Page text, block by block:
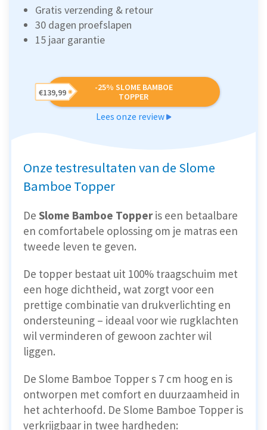
Gratis verzending & retour
30 dagen proefslapen
15 jaar garantie
-25% SLOME BAMBOE
TOPPER
€139,99
Lees onze review
Onze testresultaten van de Slome
Bamboe Topper
De Slome Bamboe Topperis een betaalbare
en comfortabele oplossing om je matras een
tweede leven te geven.
De topper bestaat uit 100% traagschuim met
een hoge dichtheid, wat zorgt voor een
prettige combinatie van drukverlichting en
ondersteuning – ideaal voor wie rugklachten
wil verminderen of gewoon zachter wil
liggen.
De Slome Bamboe Topper s 7 cm hoog en is
ontworpen met comfort en duurzaamheid in
het achterhoofd. De Slome Bamboe Topper is
verkrijgbaar in twee hardheden: